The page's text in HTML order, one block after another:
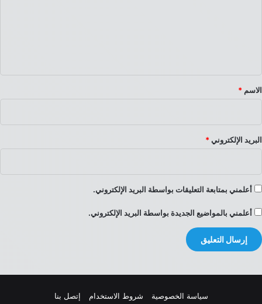
*
الاسم *
البريد الإلكتروني *
أعلمني بمتابعة التعليقات بواسطة البريد الإلكتروني.
أعلمني بالمواضيع الجديدة بواسطة البريد الإلكتروني.
سياسة الخصوصية شروط الاستخدام إتصل بنا